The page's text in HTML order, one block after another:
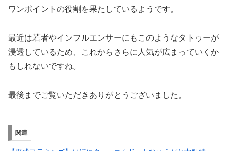
ワンポイントの役割を果たしているようです。
最近は若者やインフルエンサーにもこのようなタトゥーが
浸透しているため、これからさらに人気が広まっていくか
もしれないですね。
最後までご覧いただきありがとうございました。
関連